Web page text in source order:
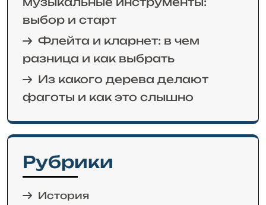
выбор и старт
Флейта и кларнет: в чем
разница и как выбрать
Из какого дерева делают
фаготы и как это слышно
Рубрики
История